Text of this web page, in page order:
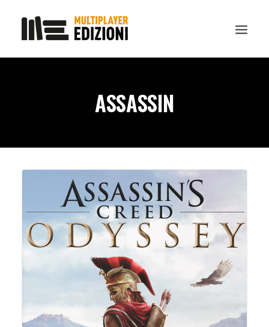
GADGET
NEWS
CHI SIAMO
DOWNLOAD
ASSASSIN